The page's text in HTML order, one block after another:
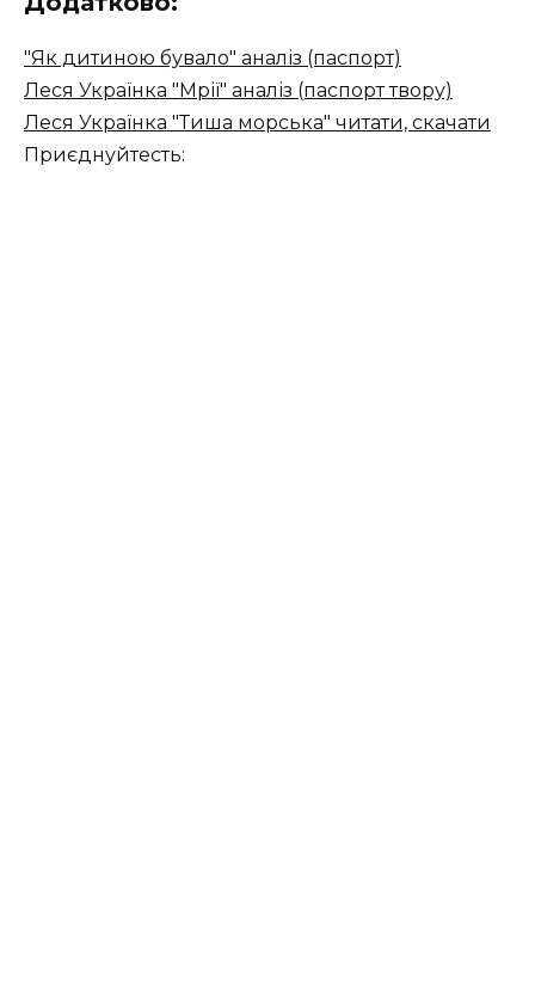
"Як дитиною бувало" аналіз (паспорт)
Леся Українка "Мрії" аналіз (паспорт твору)
Леся Українка "Тиша морська" читати, скачати
Приєднуйтесть: